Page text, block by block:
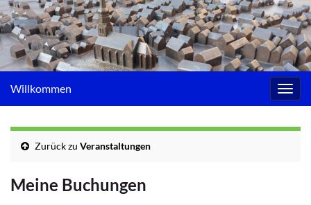
Willkommen
Zurück zu Veranstaltungen
Meine Buchungen